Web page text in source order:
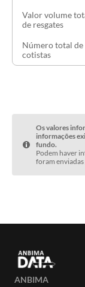
Valor volume
de resgates
Número total de
cotistas
Os valores
informações
fundo.
Podem haver
foram enviadas
ANBIMA